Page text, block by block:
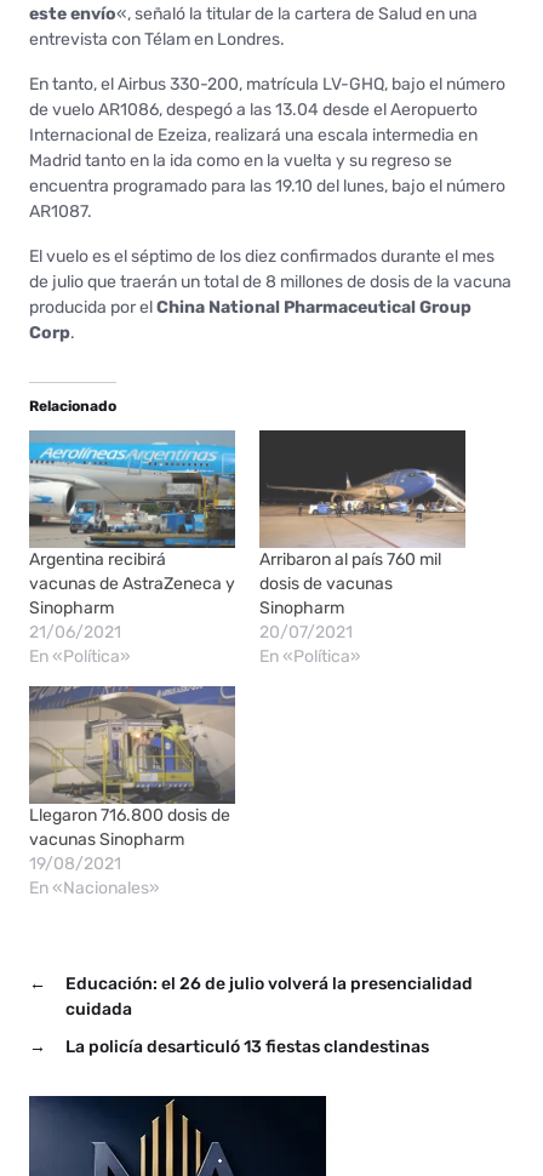
este envío«, señaló la titular de la cartera de Salud en una
entrevista con Télam en Londres.
En tanto, el Airbus 330-200, matrícula LV-GHQ, bajo el número
de vuelo AR1086, despegó a las 13.04 desde el Aeropuerto
Internacional de Ezeiza, realizará una escala intermedia en
Madrid tanto en la ida como en la vuelta y su regreso se
encuentra programado para las 19.10 del lunes, bajo el número
AR1087.
El vuelo es el séptimo de los diez confirmados durante el mes
de julio que traerán un total de 8 millones de dosis de la vacuna
producida por elChina National Pharmaceutical Group
Corp.
Relacionado
Argentina recibirá
vacunas de AstraZeneca y
Sinopharm
21/06/2021
En «Política»
Arribaron al país 760 mil
dosis de vacunas
Sinopharm
20/07/2021
En «Política»
Llegaron 716.800 dosis de
vacunas Sinopharm
19/08/2021
En «Nacionales»
←
Educación: el 26 de julio volverá la presencialidad
cuidada
→
La policía desarticuló 13 fiestas clandestinas